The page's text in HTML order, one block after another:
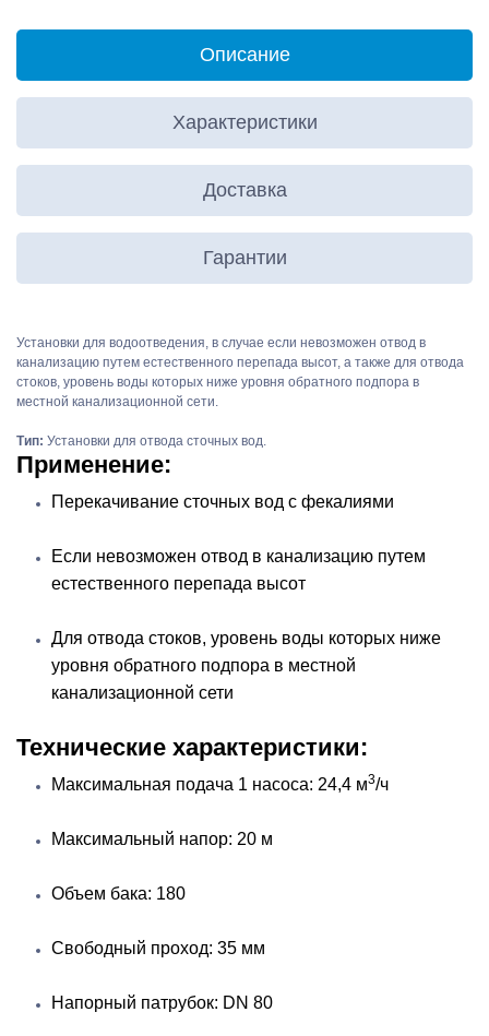
Описание
Характеристики
Доставка
Гарантии
Установки для водоотведения, в случае если невозможен отвод в
канализацию путем естественного перепада высот, а также для отвода
стоков, уровень воды которых ниже уровня обратного подпора в
местной канализационной сети.
Тип: Установки для отвода сточных вод.
Применение:
Перекачивание сточных вод с фекалиями
Если невозможен отвод в канализацию путем
естественного перепада высот
Для отвода стоков, уровень воды которых ниже
уровня обратного подпора в местной
канализационной сети
Технические характеристики:
Максимальная подача 1 насоса: 24,4 м3/ч
Максимальный напор: 20 м
Объем бака: 180
Свободный проход: 35 мм
Напорный патрубок: DN 80